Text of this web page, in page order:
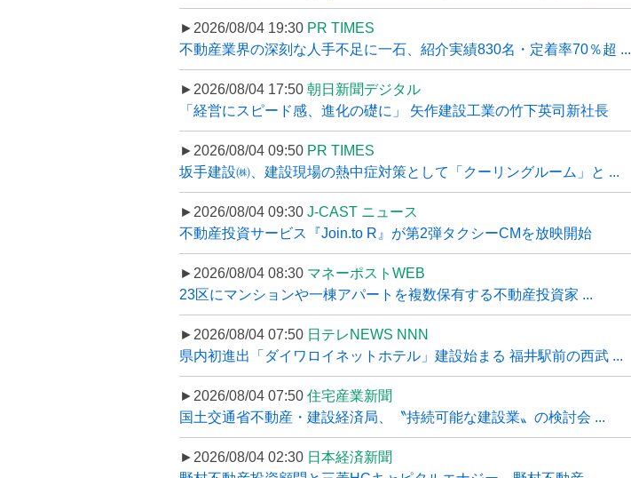
►2026/08/04 19:30 PR TIMES
不動産業界の深刻な人手不足に一石、紹介実績830名・定着率70％超 ...
►2026/08/04 17:50 朝日新聞デジタル
「経営にスピード感、進化の礎に」 矢作建設工業の竹下英司新社長
►2026/08/04 09:50 PR TIMES
坂手建設㈱、建設現場の熱中症対策として「クーリングルーム」と ...
►2026/08/04 09:30 J-CAST ニュース
不動産投資サービス『Join.to R』が第2弾タクシーCMを放映開始
►2026/08/04 08:30 マネーポストWEB
23区にマンションや一棟アパートを複数保有する不動産投資家 ...
►2026/08/04 07:50 日テレNEWS NNN
県内初進出「ダイワロイネットホテル」建設始まる 福井駅前の西武 ...
►2026/08/04 07:50 住宅産業新聞
国土交通省不動産・建設経済局、〝持続可能な建設業〟の検討会 ...
►2026/08/04 02:30 日本経済新聞